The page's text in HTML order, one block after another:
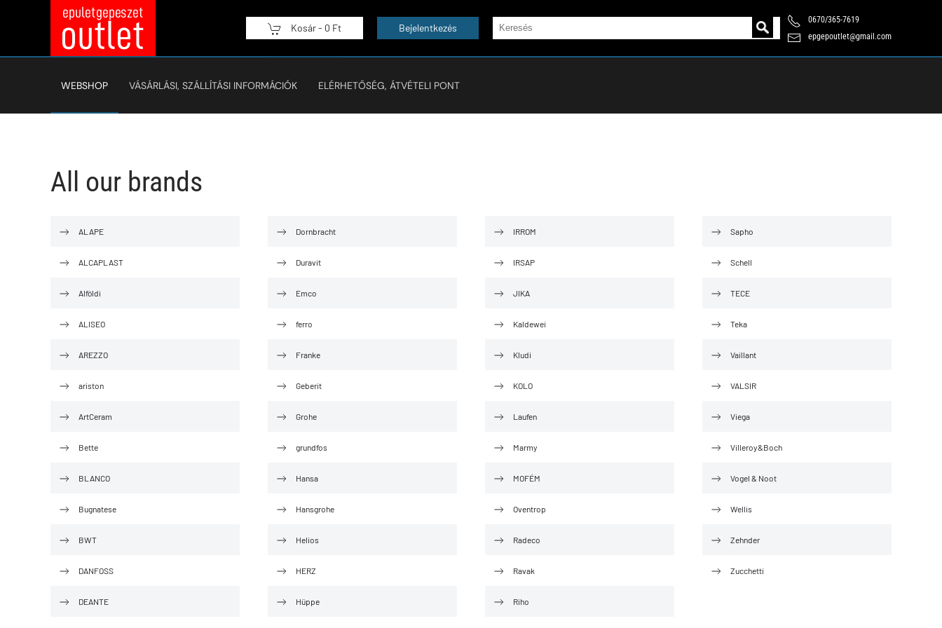
Fő tartalom átugrása Kosár - 0 Ft Bejelentkezés
0670/365-7619
epgepoutlet@gmail.com
WEBSHOP VÁSÁRLÁSI, SZÁLLÍTÁSI INFORMÁCIÓK ELÉRHETŐSÉG, ÁTVÉTELI PONT
All our brands
ALAPE
ALCAPLAST
Alföldi
ALISEO
AREZZO
ariston
ArtCeram
Bette
BLANCO
Bugnatese
BWT
DANFOSS
DEANTE
Dornbracht
Duravit
Emco
ferro
Franke
Geberit
Grohe
grundfos
Hansa
Hansgrohe
Helios
HERZ
Hüppe
IRROM
IRSAP
JIKA
Kaldewei
Kludi
KOLO
Laufen
Marmy
MOFÉM
Oventrop
Radeco
Ravak
Riho
Sapho
Schell
TECE
Teka
Vaillant
VALSIR
Viega
Villeroy&Boch
Vogel & Noot
Wellis
Zehnder
Zucchetti